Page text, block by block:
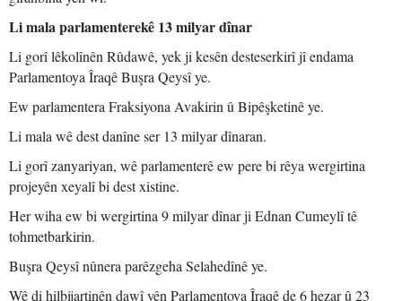
Li mala parlamenterekê 13 milyar dînar
Li gorî lêkolînên Rûdawê, yek ji kesên desteserkirî jî endama
Parlamentoya Îraqê Buşra Qeysî ye.
Ew parlamentera Fraksiyona Avakirin û Bipêşketinê ye.
Li mala wê dest danîne ser 13 milyar dînaran.
Li gorî zanyariyan, wê parlamenterê ew pere bi rêya wergirtina
projeyên xeyalî bi dest xistine.
Her wiha ew bi wergirtina 9 milyar dînar ji Ednan Cumeylî tê
tohmetbarkirin.
Buşra Qeysî nûnera parêzgeha Selahedînê ye.
Wê di hilbijartinên dawî yên Parlamentoya Îraqê de 6 hezar û 23